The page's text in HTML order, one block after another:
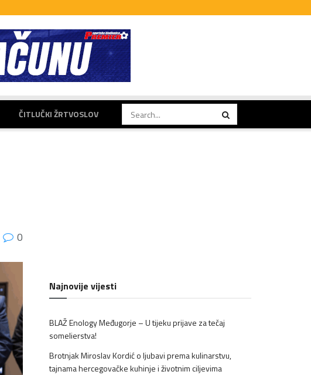
ČITLUČKI ŽRTVOSLOV
0
Najnovije vijesti
BLAŽ Enology Međugorje – U tijeku prijave za tečaj
somelierstva!
Brotnjak Miroslav Kordić o ljubavi prema kulinarstvu,
tajnama hercegovačke kuhinje i životnim ciljevima